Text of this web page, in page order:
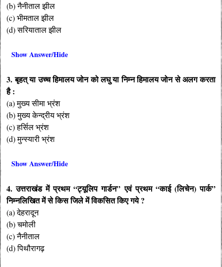
(b) नैनीताल झील
(c) भीमताल झील
(d) सरियाताल झील
Show Answer/Hide
3. बृहत् या उच्च हिमालय जोन को लघु या निम्न हिमालय जोन से अलग करता
है :
(a) मुख्य सीमा भ्रंश
(b) मुख्य केन्द्रीय भ्रंश
(c) हर्सिल भ्रंश
(d) मुन्स्यारी भ्रंश
Show Answer/Hide
4. उत्तराखंड में प्रथम “ट्यूलिप गार्डन” एवं प्रथम “काई (लिचेन) पार्क”
निम्नलिखित में से किस जिले में विकसित किए गये ?
(a) देहरादून
(b) चमोली
(c) नैनीताल
(d) पिथौरागढ़